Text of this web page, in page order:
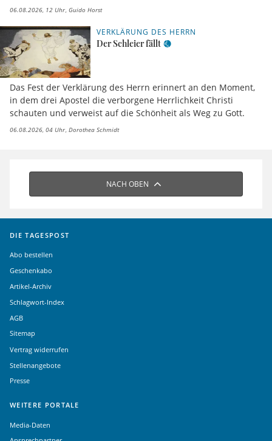
06.08.2026, 12 Uhr Guido Horst
VERKLÄRUNG DES HERRN
Der Schleier fällt
Das Fest der Verklärung des Herrn erinnert an den Moment,
in dem drei Apostel die verborgene Herrlichkeit Christi
schauten und verweist auf die Schönheit als Weg zu Gott.
06.08.2026, 04 Uhr Dorothea Schmidt
NACH OBEN
DIE TAGESPOST
Abo bestellen
Geschenkabo
Artikel-Archiv
Schlagwort-Index
AGB
Sitemap
Vertrag widerrufen
Stellenangebote
Presse
WEITERE PORTALE
Media-Daten